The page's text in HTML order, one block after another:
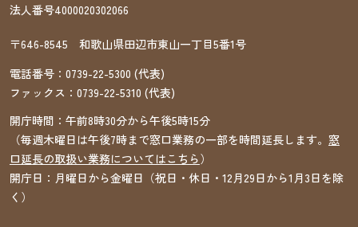
法人番号4000020302066
〒646-8545 和歌山県田辺市東山一丁目5番1号
電話番号： 0739-22-5300 (代表)
ファックス： 0739-22-5310 (代表)
開庁時間：午前8時30分から午後5時15分
（毎週木曜日は午後7時まで窓口業務の一部を時間延長します。 窓
口延長の取扱い業務についてはこちら）
開庁日：月曜日から金曜日（祝日・休日・12月29日から1月3日を除
く）